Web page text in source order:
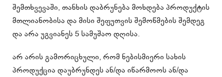
შემთხვევაში, თანხის დაბრუნება მოხდება პროდუქტის
მთლიანობისა და მისი შეფუთვის შემოწმების შემდეგ
და არა უგვიანეს 5 სამუშაო დღისა.
არ არის გამორიცხული, რომ ნებისმიერი სახის
პროდუქცია დაუბრუნდეს ან/და იწარმოოს ან/და